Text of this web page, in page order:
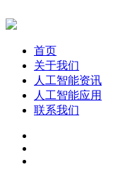
首页
关于我们
人工智能资讯
人工智能应用
联系我们